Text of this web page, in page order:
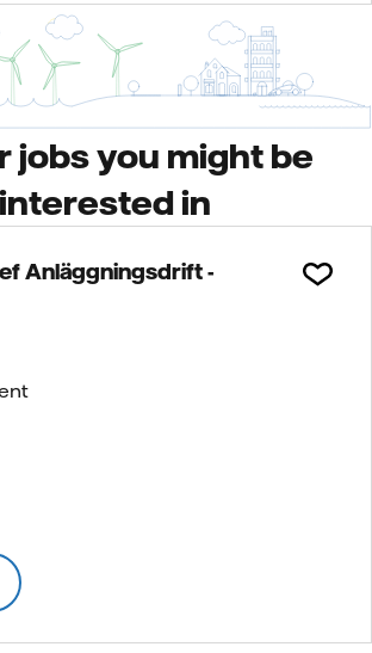
jobs you might be
interested in
Anläggningsdrift -